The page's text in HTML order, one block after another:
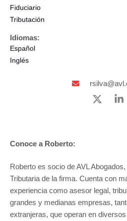
Fiduciario
Tributación
Idiomas:
Español
Inglés
Conoce a Roberto:
Roberto es socio de AVL
Tributaria de la firma. Cuenta con
experiencia como asesor legal,
grandes y medianas empresas,
extranjeras, que operan en